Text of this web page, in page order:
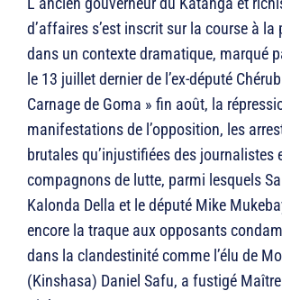
d’affaires s’est inscrit sur la course à la
dans un contexte dramatique, marqué
le 13 juillet dernier de l’ex-député
Carnage de Goma » fin août, la
manifestations de l’opposition, les
brutales qu’injustifiées des journalistes
compagnons de lutte, parmi lesquels
Kalonda Della et le député Mike
encore la traque aux opposants
dans la clandestinité comme l’élu de
(Kinshasa) Daniel Safu, a fustigé